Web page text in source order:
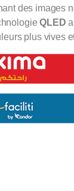
des images
QLED
plus vives